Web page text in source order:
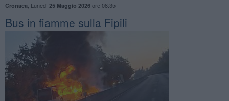
Cronaca Lunedì 25 Maggio 2026ore 08:35
Bus in fiamme sulla Fipili